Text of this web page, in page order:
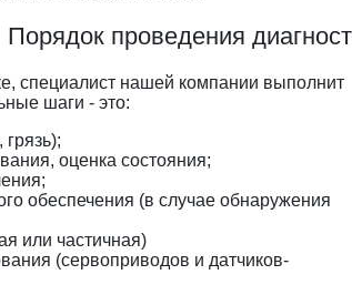
Порядок проведения
специалист нашей компании выполнит
шаги - это:
оценка состояния;
обеспечения (в случае обнаружения
или частичная)
(сервоприводов и датчиков-